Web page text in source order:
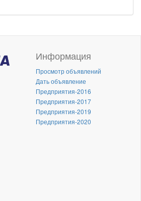
Информация
Просмотр объявлений
Дать объявление
Предприятия-2016
Предприятия-2017
Предприятия-2019
Предприятия-2020